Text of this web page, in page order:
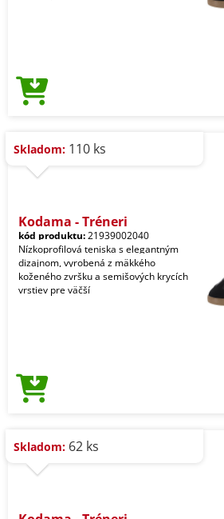
Skladom: 110 ks
Kodama - Tréneri
kód produktu:21939002040
Nízkoprofilová teniska s elegantným
dizajnom, vyrobená z mäkkého
koženého zvršku a semišových krycích
vrstiev pre väčší
Skladom: 62 ks